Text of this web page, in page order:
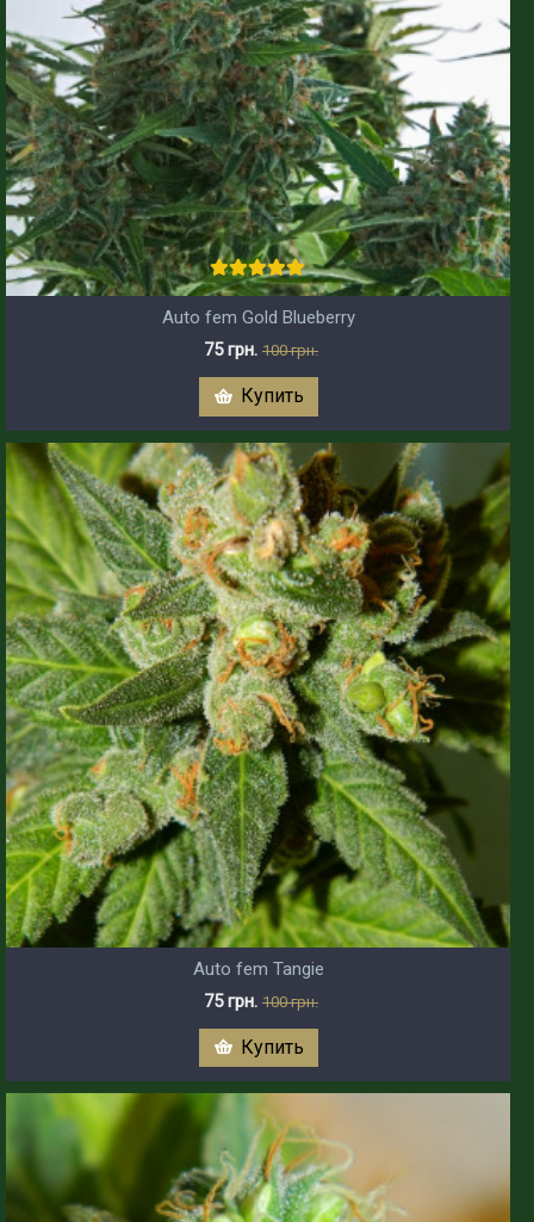
Auto fem Gold Blueberry
75 грн. 100 грн.
Купить
Auto fem Tangie
75 грн. 100 грн.
Купить